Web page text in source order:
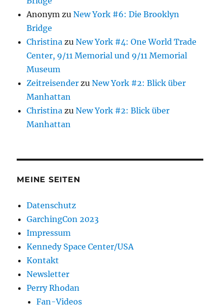
Anonym zuNew York #6: Die Brooklyn
Bridge
Christina zuNew York #4: One World Trade
Center, 9/11 Memorial und 9/11 Memorial
Museum
Zeitreisender zuNew York #2: Blick über
Manhattan
Christina zuNew York #2: Blick über
Manhattan
MEINE SEITEN
Datenschutz
GarchingCon 2023
Impressum
Kennedy Space Center/USA
Kontakt
Newsletter
Perry Rhodan
Fan-Videos